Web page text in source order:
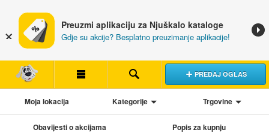
Preuzmi aplikaciju za Njuškalo kataloge
Gdje su akcije? Besplatno preuzimanje aplikacije!
PREDAJ OGLAS
Moja lokacija Kategorije Trgovine
Obavijesti o akcijama Popis za kupnju